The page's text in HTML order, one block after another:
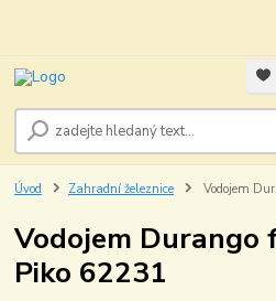
Úvod Zahradní železnice Vodojem
Vodojem Durango
Piko 62231